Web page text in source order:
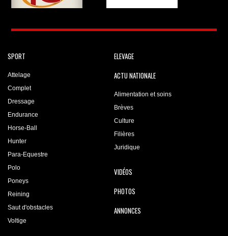
SPORT
Attelage
Complet
Dressage
Endurance
Horse-Ball
Hunter
Para-Equestre
Polo
Poneys
Reining
Saut d'obstacles
Voltige
ELEVAGE
ACTU NATIONALE
Alimentation et soins
Brèves
Culture
Filières
Juridique
VIDÉOS
PHOTOS
ANNONCES